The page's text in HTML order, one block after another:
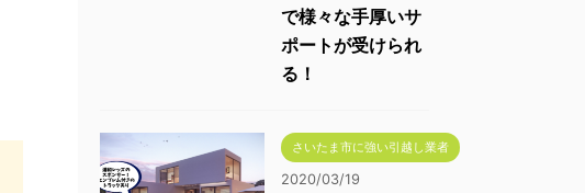
で様々な手厚いサ
ポートが受けられ
る！
さいたま市に強い引越し業者
2020/03/19